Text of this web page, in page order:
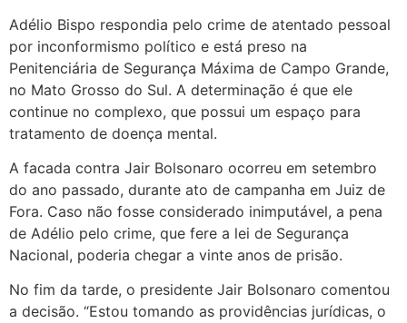
Adélio Bispo respondia pelo crime de atentado pessoal
por inconformismo político e está preso na
Penitenciária de Segurança Máxima de Campo Grande,
no Mato Grosso do Sul. A determinação é que ele
continue no complexo, que possui um espaço para
tratamento de doença mental.
A facada contra Jair Bolsonaro ocorreu em setembro
do ano passado, durante ato de campanha em Juiz de
Fora. Caso não fosse considerado inimputável, a pena
de Adélio pelo crime, que fere a lei de Segurança
Nacional, poderia chegar a vinte anos de prisão.
No fim da tarde, o presidente Jair Bolsonaro comentou
a decisão. “Estou tomando as providências jurídicas, o